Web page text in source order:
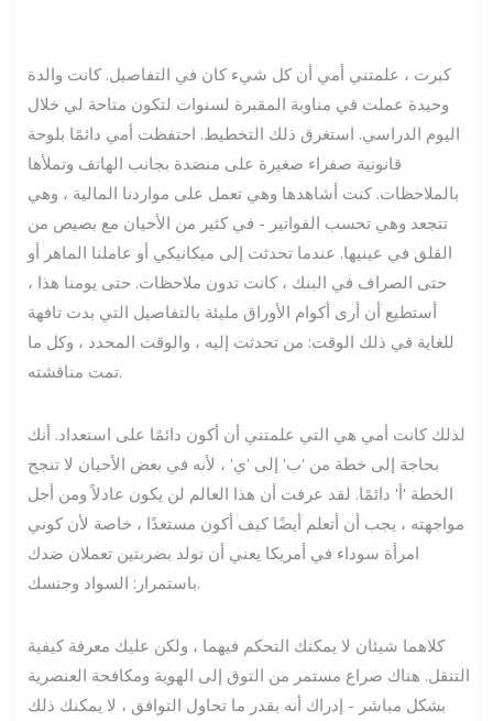
كبرت ، علمتني أمي أن كل شيء كان في التفاصيل. كانت والدة
وحيدة عملت في مناوبة المقبرة لسنوات لتكون متاحة لي خلال
اليوم الدراسي. استغرق ذلك التخطيط. احتفظت أمي دائمًا بلوحة
قانونية صفراء صغيرة على منضدة بجانب الهاتف وتملأها
بالملاحظات. كنت أشاهدها وهي تعمل على مواردنا المالية ، وهي
تتجعد وهي تحسب الفواتير - في كثير من الأحيان مع بصيص من
القلق في عينيها. عندما تحدثت إلى ميكانيكي أو عاملنا الماهر أو
حتى الصراف في البنك ، كانت تدون ملاحظات. حتى يومنا هذا ،
أستطيع أن أرى أكوام الأوراق مليئة بالتفاصيل التي بدت تافهة
للغاية في ذلك الوقت: من تحدثت إليه ، والوقت المحدد ، وكل ما
تمت مناقشته.
لذلك كانت أمي هي التي علمتني أن أكون دائمًا على استعداد. أنك
بحاجة إلى خطة من 'ب' إلى 'ي' ، لأنه في بعض الأحيان لا تنجح
الخطة 'أ' دائمًا. لقد عرفت أن هذا العالم لن يكون عادلاً ومن أجل
مواجهته ، يجب أن أتعلم أيضًا كيف أكون مستعدًا ، خاصة لأن كوني
امرأة سوداء في أمريكا يعني أن تولد بضربتين تعملان ضدك
باستمرار: السواد وجنسك.
كلاهما شيئان لا يمكنك التحكم فيهما ، ولكن عليك معرفة كيفية
التنقل. هناك صراع مستمر من التوق إلى الهوية ومكافحة العنصرية
بشكل مباشر - إدراك أنه بقدر ما تحاول التوافق ، لا يمكنك ذلك